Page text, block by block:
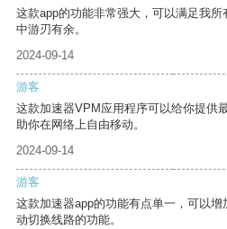
这款app的功能非常强大，可以满足我
中游刃有余。
2024-09-14
游客
这款加速器VPM应用程序可以给你提供
助你在网络上自由移动。
2024-09-14
游客
这款加速器app的功能有点单一，可以
动切换线路的功能。